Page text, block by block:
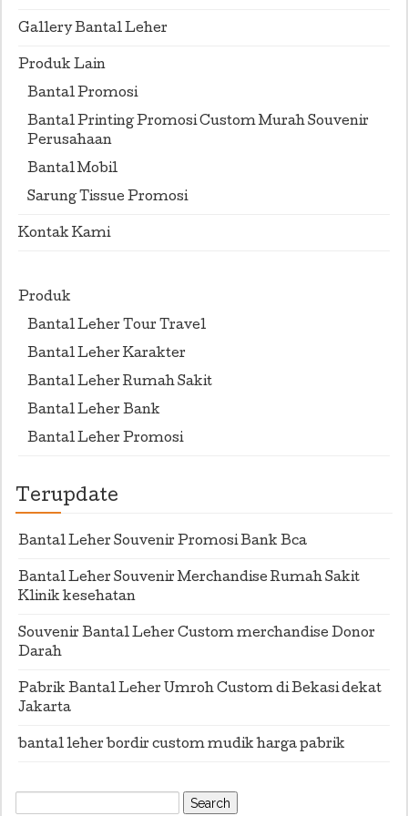
Gallery Bantal Leher
Produk Lain
Bantal Promosi
Bantal Printing Promosi Custom Murah Souvenir
Perusahaan
Bantal Mobil
Sarung Tissue Promosi
Kontak Kami
Produk
Bantal Leher Tour Travel
Bantal Leher Karakter
Bantal Leher Rumah Sakit
Bantal Leher Bank
Bantal Leher Promosi
Terupdate
Bantal Leher Souvenir Promosi Bank Bca
Bantal Leher Souvenir Merchandise Rumah Sakit
Klinik kesehatan
Souvenir Bantal Leher Custom merchandise Donor
Darah
Pabrik Bantal Leher Umroh Custom di Bekasi dekat
Jakarta
bantal leher bordir custom mudik harga pabrik
Search